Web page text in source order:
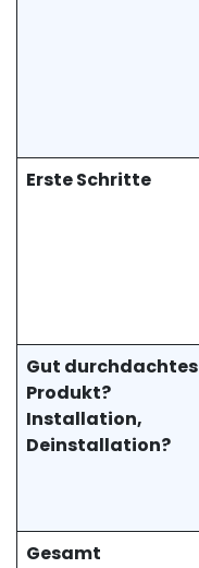
Erste Schritte
Gut durchdachtes
Produkt?
Installation,
Deinstallation?
Gesamt